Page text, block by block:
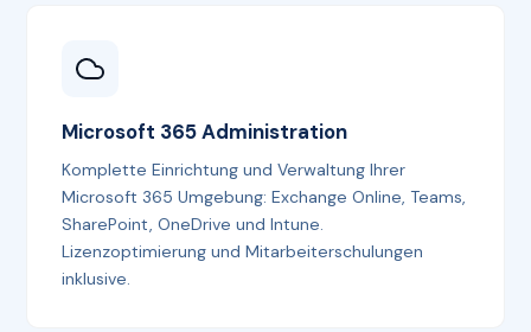
Microsoft 365 Administration
Komplette Einrichtung und Verwaltung Ihrer
Microsoft 365 Umgebung: Exchange Online, Teams,
SharePoint, OneDrive und Intune.
Lizenzoptimierung und Mitarbeiterschulungen
inklusive.